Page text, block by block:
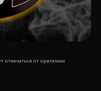
отличаться от оригинала